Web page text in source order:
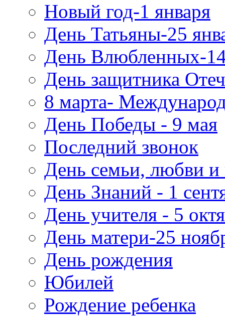
Новый год-1 января
День Татьяны-25
День Влюбленных-
День защитника
8 марта-
День Победы - 9 мая
Последний звонок
День семьи, любви и
День Знаний - 1
День учителя - 5
День матери-25
День рождения
Юбилей
Рождение ребенка